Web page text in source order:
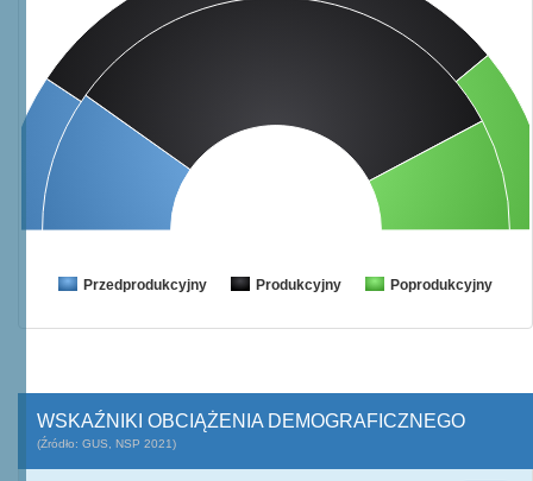
Przedprodukcyjny Produkcyjny Poprodukcyjny
WSKAŹNIKI OBCIĄŻENIA DEMOGRAFICZNEGO
(Źródło: GUS, NSP 2021)